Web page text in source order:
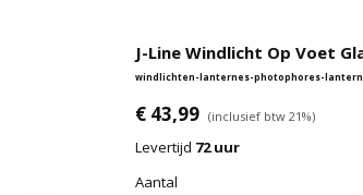
J-Line Windlicht Op Voet
windlichten-lanternes-photophores-
€ 43,99 (inclusief btw 21%)
Levertijd 72 uur
Aantal